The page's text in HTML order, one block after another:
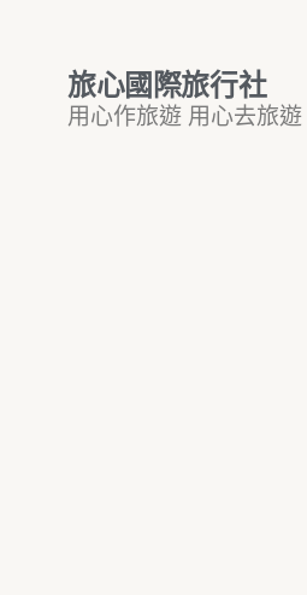
旅心國際旅行社
用心作旅遊 用心去旅遊